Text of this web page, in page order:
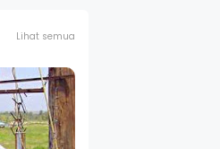
Lihat semua